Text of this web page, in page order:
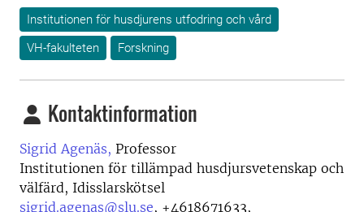
Institutionen för husdjurens utfodring och vård
VH-fakulteten
Forskning
Kontaktinformation
Sigrid Agenäs, Professor
Institutionen för tillämpad husdjursvetenskap och
välfärd, Idisslarskötsel
sigrid.agenas@slu.se, +4618671633,